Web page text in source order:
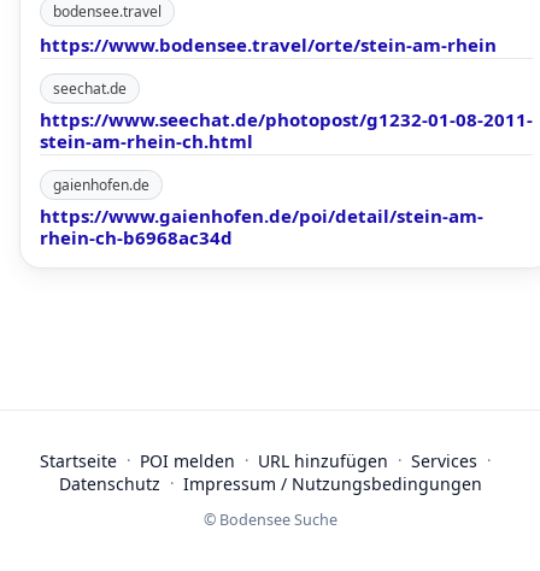
bodensee.travel
https://www.bodensee.travel/orte/stein-am-rhein
seechat.de
https://www.seechat.de/photopost/g1232-01-08-2011-
stein-am-rhein-ch.html
gaienhofen.de
https://www.gaienhofen.de/poi/detail/stein-am-
rhein-ch-b6968ac34d
Startseite · POI melden · URL hinzufügen · Services ·
Datenschutz · Impressum / Nutzungsbedingungen
© Bodensee Suche